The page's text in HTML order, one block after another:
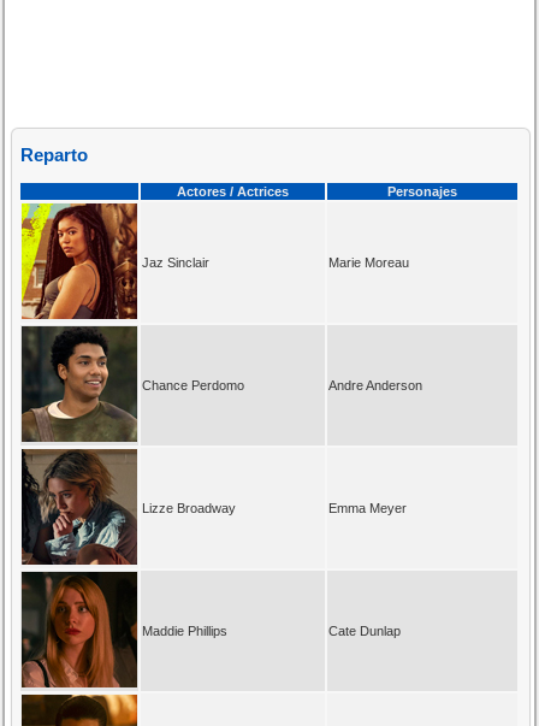
Reparto
Actores / Actrices Personajes
Jaz Sinclair Marie Moreau
Chance Perdomo Andre Anderson
Lizze Broadway Emma Meyer
Maddie Phillips Cate Dunlap